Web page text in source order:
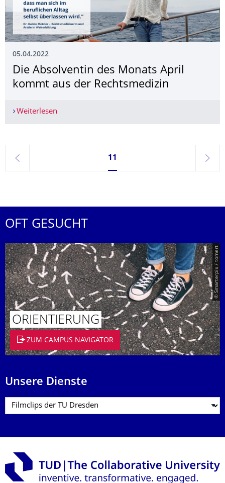
05.04.2022
Die Absolventin des Monats April
kommt aus der Rechtsmedizin
Weiterlesen
zurück
Seite 11, aktuell ausgewählt
11
weiter
OFT GESUCHT
© Smarterpix / tomert
ORIENTIERUNG
ZUM CAMPUS NAVIGATOR
Unsere Dienste